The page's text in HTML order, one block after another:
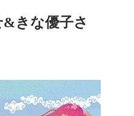
きな優子さ